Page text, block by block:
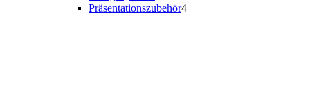
Präsentationszubehör4